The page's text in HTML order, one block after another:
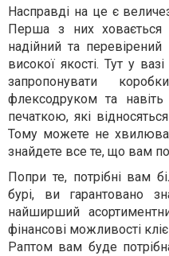
Насправді на це є
Перша з них
надійний та
високої якості. Тут у
запропонувати
флексодруком та
печаткою, які
Тому можете не
знайдете все те, що вам
Попри те, потрібні вам
бурі, ви гарантовано
найширший
фінансові можливості
Раптом вам буде